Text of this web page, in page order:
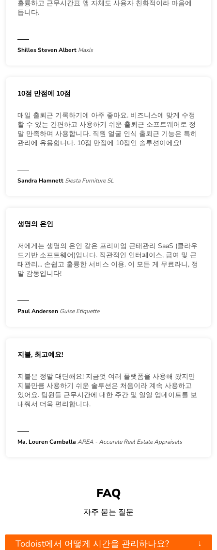
훌륭하고 근무시간표 앱 자체도 사용자 친화적이라 마음에
듭니다.
Shilles Steven Albert Maxis
10점 만점에 10점
매일 출퇴근 기록하기에 아주 좋아요. 비즈니스에 맞게 수정
할 수 있는 간편하고 사용하기 쉬운 출퇴근 소프트웨어로 정
말 만족하며 사용합니다. 직원 얼굴 인식 출퇴근 기능은 특히
관리에 유용합니다. 10점 만점에 10점인 솔루션이에요!
Sandra Hamnett Siesta Furniture SL
생명의 은인
저에게는 생명의 은인 같은 프리미엄 근태관리 SaaS (클라우
드기반 소프트웨어)입니다. 직관적인 인터페이스, 급여 및 근
태관리... 손쉽고 훌륭한 서비스 이용. 이 모든 게 무료라니, 정
말 감동입니다!
Paul Andersen Guise Etiquette
지블, 최고예요!
지블은 정말 대단해요! 지금껏 여러 플랫폼을 사용해 봤지만
지블만큼 사용하기 쉬운 솔루션은 처음이라 계속 사용하고
있어요. 팀원들 근무시간에 대한 주간 및 일일 업데이트를 보
내줘서 더욱 편리합니다.
Ma. Louren Camballa AREA - Accurate Real Estate Appraisals
FAQ
자주 묻는 질문
Todoist에서 어떻게 시간을 관리하나요? ↓